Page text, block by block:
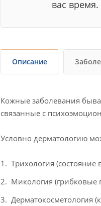
вас время.
Описание
Кожные заболевания
связанные с
Условно дерматологию
Трихология
Микология (грибковые
Дерматокосметология